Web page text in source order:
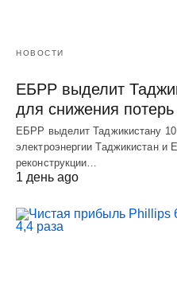
НОВОСТИ
ЕБРР выделит
для снижения потерь
ЕБРР выделит Таджикистану
электроэнергии Таджикистан и
реконструкции…
1 день ago